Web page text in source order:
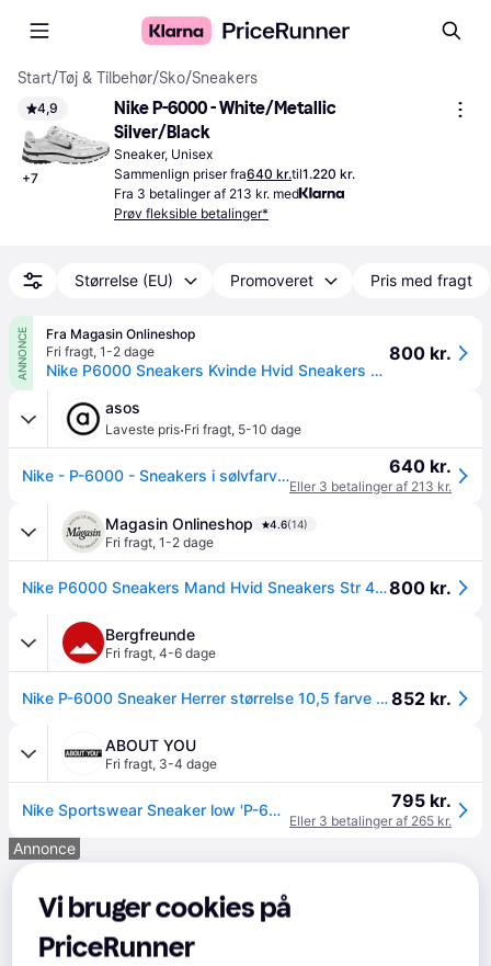
Start/Tøj & Tilbehør/Sko/Sneakers
4,9
+7
Nike P-6000 - White/Metallic
Silver/Black
Sneaker, Unisex
Sammenlign priser fra640 kr.til1.220 kr.
Fra 3 betalinger af 213 kr. med
Prøv fleksible betalinger*
Størrelse (EU) Promoveret Pris med fragt
ANNONCE
Fra Magasin Onlineshop
Fri fragt, 1-2 dage
Nike P6000 Sneakers Kvinde Hvid Sneakers Str 40 - Gummi hos Magasin.
800 kr.
asos
Laveste pris·Fri fragt, 5-10 dage
Nike - P-6000 - Sneakers i sølvfarve/brun-Hvid - WM 11 640 kr.
Eller 3 betalinger af 213 kr.
Magasin Onlineshop 4.6(14)
Fri fragt, 1-2 dage
Nike P6000 Sneakers Mand Hvid Sneakers Str 44 - hos Magasin.800 kr.
Bergfreunde
Fri fragt, 4-6 dage
Nike P-6000 Sneaker Herrer størrelse 10,5 farve grå852 kr.
ABOUT YOU
Fri fragt, 3-4 dage
Nike Sportswear Sneaker low 'P-6000' sort / sølv / hvid 795 kr.
Eller 3 betalinger af 265 kr.
Annonce
Vi bruger cookies på
PriceRunner